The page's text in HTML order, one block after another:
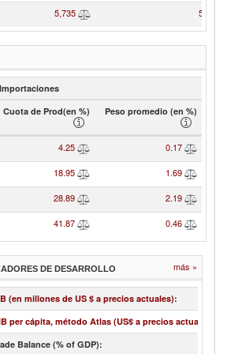
5,735 5.06
Importaciones
Cuota de Prod(en %) Peso promedio (en %)
4.25 0.17
18.95 1.69
28.89 2.19
41.87 0.46
...
200.32
2.26
DE DESARROLLO más »
(en millones de US $ a precios actuales):
per cápita, método Atlas (US$ a precios actuales)
Balance (% of GDP):